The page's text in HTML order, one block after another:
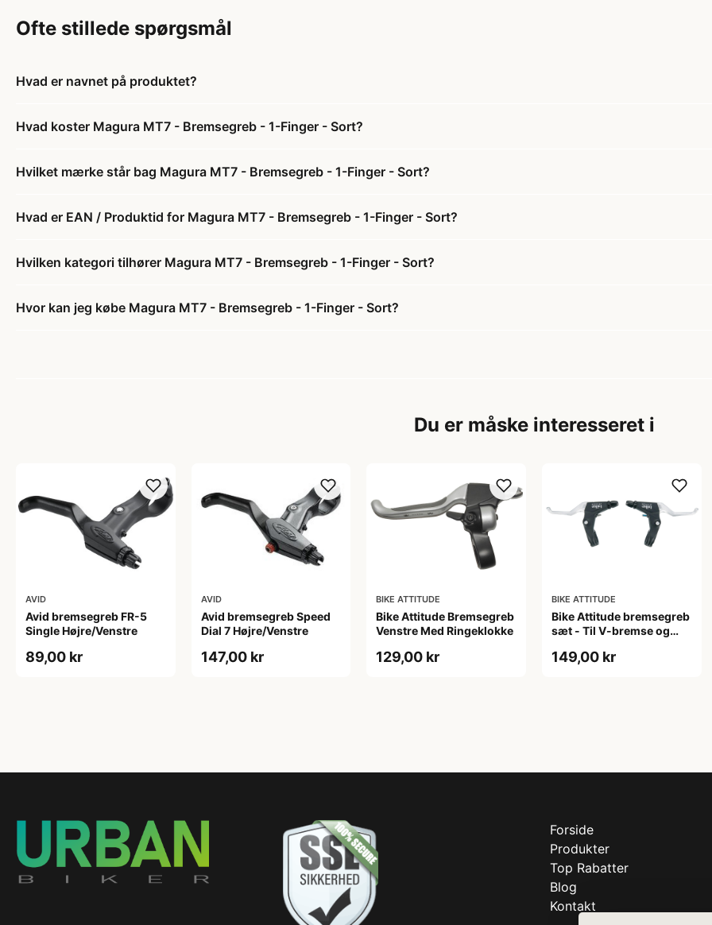
Ofte stillede spørgsmål
Hvad er navnet på produktet?
Hvad koster Magura MT7 - Bremsegreb - 1-Finger - Sort?
Hvilket mærke står bag Magura MT7 - Bremsegreb - 1-Finger - Sort?
Hvad er EAN / Produktid for Magura MT7 - Bremsegreb - 1-Finger - Sort?
Hvilken kategori tilhører Magura MT7 - Bremsegreb - 1-Finger - Sort?
Hvor kan jeg købe Magura MT7 - Bremsegreb - 1-Finger - Sort?
Du er måske interesseret i
AVID
Avid bremsegreb FR-5
Single Højre/Venstre
89,00 kr
AVID
Avid bremsegreb Speed
Dial 7 Højre/Venstre
147,00 kr
BIKE ATTITUDE
Bike Attitude Bremsegreb
Venstre Med Ringeklokke
129,00 kr
BIKE ATTITUDE
Bike Attitude bremsegreb
sæt - Til V-bremse og
149,00 kr
Forside
Produkter
Top Rabatter
Blog
Kontakt